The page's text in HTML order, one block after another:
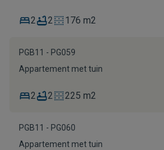
2 2 176 m2
PGB11 - PG059
Appartement met tuin
2 2 225 m2
PGB11 - PG060
Appartement met tuin